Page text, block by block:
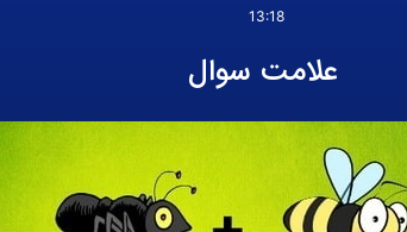
13:18
علامت سوال